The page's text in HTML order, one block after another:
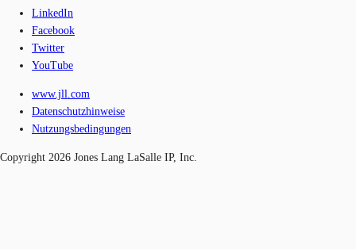
LinkedIn
Facebook
Twitter
YouTube
www.jll.com
Datenschutzhinweise
Nutzungsbedingungen
Copyright 2026 Jones Lang LaSalle IP, Inc.